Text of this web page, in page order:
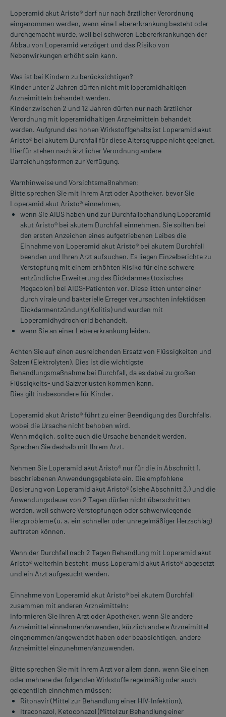
Loperamid akut Aristo® darf nur nach ärztlicher Verordnung
eingenommen werden, wenn eine Lebererkrankung besteht oder
durchgemacht wurde, weil bei schweren Lebererkrankungen der
Abbau von Loperamid verzögert und das Risiko von
Nebenwirkungen erhöht sein kann.
Was ist bei Kindern zu berücksichtigen?
Kinder unter 2 Jahren dürfen nicht mit loperamidhaltigen
Arzneimitteln behandelt werden.
Kinder zwischen 2 und 12 Jahren dürfen nur nach ärztlicher
Verordnung mit loperamidhaltigen Arzneimitteln behandelt
werden. Aufgrund des hohen Wirkstoffgehalts ist Loperamid akut
Aristo® bei akutem Durchfall für diese Altersgruppe nicht geeignet.
Hierfür stehen nach ärztlicher Verordnung andere
Darreichungsformen zur Verfügung.
Warnhinweise und Vorsichtsmaßnahmen:
Bitte sprechen Sie mit Ihrem Arzt oder Apotheker, bevor Sie
Loperamid akut Aristo® einnehmen,
wenn Sie AIDS haben und zur Durchfallbehandlung Loperamid
akut Aristo® bei akutem Durchfall einnehmen. Sie sollten bei
den ersten Anzeichen eines aufgetriebenen Leibes die
Einnahme von Loperamid akut Aristo® bei akutem Durchfall
beenden und Ihren Arzt aufsuchen. Es liegen Einzelberichte zu
Verstopfung mit einem erhöhten Risiko für eine schwere
entzündliche Erweiterung des Dickdarmes (toxisches
Megacolon) bei AIDS-Patienten vor. Diese litten unter einer
durch virale und bakterielle Erreger verursachten infektiösen
Dickdarmentzündung (Kolitis) und wurden mit
Loperamidhydrochlorid behandelt.
wenn Sie an einer Lebererkrankung leiden.
Achten Sie auf einen ausreichenden Ersatz von Flüssigkeiten und
Salzen (Elektrolyten). Dies ist die wichtigste
Behandlungsmaßnahme bei Durchfall, da es dabei zu großen
Flüssigkeits- und Salzverlusten kommen kann.
Dies gilt insbesondere für Kinder.
Loperamid akut Aristo® führt zu einer Beendigung des Durchfalls,
wobei die Ursache nicht behoben wird.
Wenn möglich, sollte auch die Ursache behandelt werden.
Sprechen Sie deshalb mit Ihrem Arzt.
Nehmen Sie Loperamid akut Aristo® nur für die in Abschnitt 1.
beschriebenen Anwendungsgebiete ein. Die empfohlene
Dosierung von Loperamid akut Aristo® (siehe Abschnitt 3.) und die
Anwendungsdauer von 2 Tagen dürfen nicht überschritten
werden, weil schwere Verstopfungen oder schwerwiegende
Herzprobleme (u. a. ein schneller oder unregelmäßiger Herzschlag)
auftreten können.
Wenn der Durchfall nach 2 Tagen Behandlung mit Loperamid akut
Aristo® weiterhin besteht, muss Loperamid akut Aristo® abgesetzt
und ein Arzt aufgesucht werden.
Einnahme von Loperamid akut Aristo® bei akutem Durchfall
zusammen mit anderen Arzneimitteln:
Informieren Sie Ihren Arzt oder Apotheker, wenn Sie andere
Arzneimittel einnehmen/anwenden, kürzlich andere Arzneimittel
eingenommen/angewendet haben oder beabsichtigen, andere
Arzneimittel einzunehmen/anzuwenden.
Bitte sprechen Sie mit Ihrem Arzt vor allem dann, wenn Sie einen
oder mehrere der folgenden Wirkstoffe regelmäßig oder auch
gelegentlich einnehmen müssen:
Ritonavir (Mittel zur Behandlung einer HIV-Infektion),
Itraconazol, Ketoconazol (Mittel zur Behandlung einer